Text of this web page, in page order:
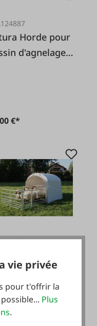
pour
d'agnelage
€*
avec
de
vie privée
pour t'offrir la
Plus
.